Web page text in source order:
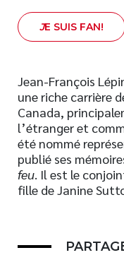
Spiritualité
Famille
Témoignages
Vie pratique
Finances
Nouveautés
Numérique
Page vedette
JE SUIS FAN!
Jean-François
une riche carrière
Canada,
l’étranger et
été nommé
publié ses
feu. Il est le
fille de Janine